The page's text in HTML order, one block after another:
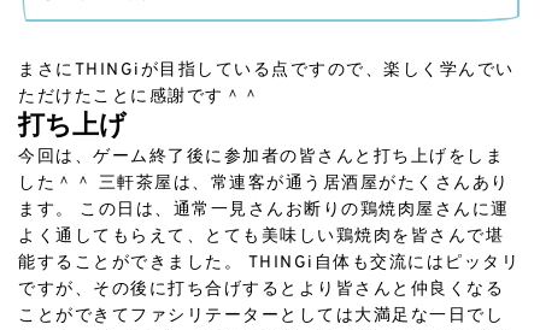
まさにTHINGiが目指している点ですので、楽しく学んでい
ただけたことに感謝です＾＾
打ち上げ
今回は、ゲーム終了後に参加者の皆さんと打ち上げをしま
した＾＾ 三軒茶屋は、常連客が通う居酒屋がたくさんあり
ます。 この日は、通常一見さんお断りの鶏焼肉屋さんに運
よく通してもらえて、とても美味しい鶏焼肉を皆さんで堪
能することができました。 THINGi自体も交流にはピッタリ
ですが、その後に打ち合げするとより皆さんと仲良くなる
ことができてファシリテーターとしては大満足な一日でし